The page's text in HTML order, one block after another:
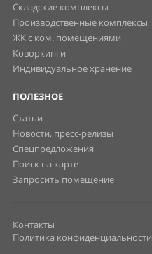
Складские комплексы
Производственные комплексы
ЖК с ком. помещениями
Коворкинги
Индивидуальное хранение
ПОЛЕЗНОЕ
Статьи
Новости, пресс-релизы
Спецпредложения
Поиск на карте
Запросить помещение
Контакты
Политика конфиденциальности